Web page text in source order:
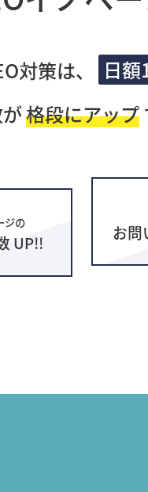
対策は、 日
格段にアップ
ジの
UP!! お問